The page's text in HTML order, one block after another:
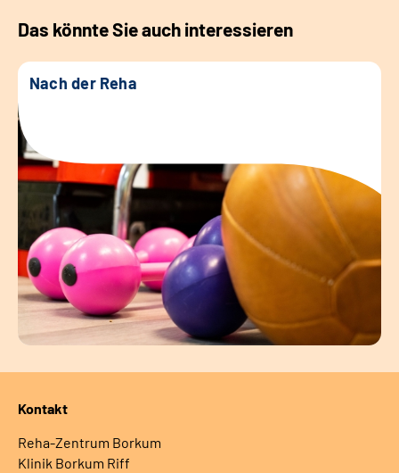
Das könnte Sie auch interessieren
Nach der Reha
Kontakt
Reha-Zentrum Borkum
Klinik Borkum Riff